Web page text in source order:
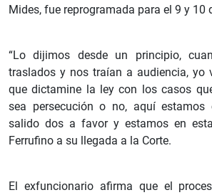
Mides, fue reprogramada para el 9 y 10
“Lo dijimos desde un principio,
traslados y nos traían a audiencia, yo
que dictamine la ley con los casos
sea persecución o no, aquí estamos
salido dos a favor y estamos en
Ferrufino a su llegada a la Corte.
El exfuncionario afirma que el